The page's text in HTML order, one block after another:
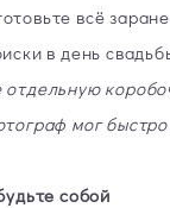
всё
в день
отдельную
мог
собой